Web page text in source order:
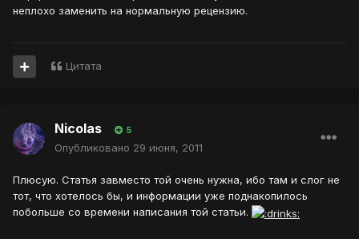
неплохо заменить на нормальную рецензию.
Цитата
Nicolas 5
Опубликовано 29 июня, 2011
Плюсую. Статья завместо той очень нужна, ибо там и слог не
тот, что хотелось бы, и информации уже поднакопилось
побольше со времени написания той статьи.